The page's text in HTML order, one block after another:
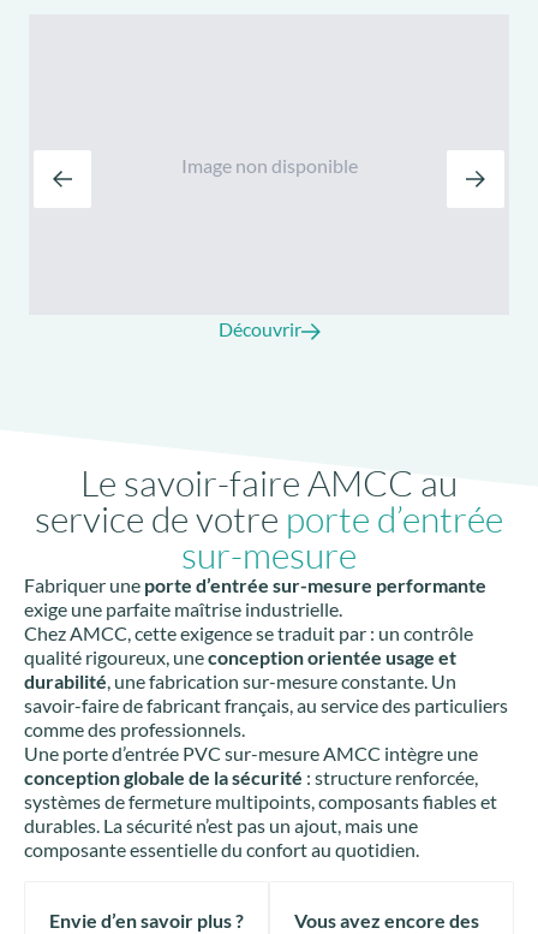
Image non disponible
Découvrir
Le savoir-faire AMCC au
service de votre porte d’entrée
sur-mesure
Fabriquer une porte d’entrée sur-mesure performante
exige une parfaite maîtrise industrielle.
Chez AMCC, cette exigence se traduit par : un contrôle
qualité rigoureux, uneconception orientée usage et
durabilité, une fabrication sur-mesure constante. Un
savoir-faire de fabricant français, au service des particuliers
comme des professionnels.
Une porte d’entrée PVC sur-mesure AMCC intègre une
conception globale de la sécurité : structure renforcée,
systèmes de fermeture multipoints, composants fiables et
durables. La sécurité n’est pas un ajout, mais une
composante essentielle du confort au quotidien.
Envie d’en savoir plus ?
Vous avez encore des